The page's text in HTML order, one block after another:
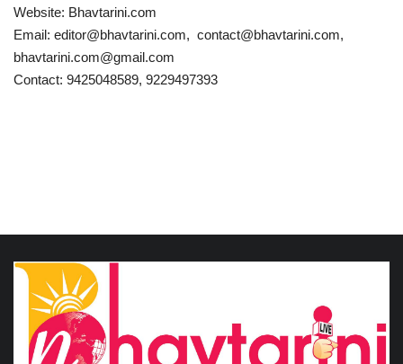
Website: Bhavtarini.com
Email: editor@bhavtarini.com, contact@bhavtarini.com,
bhavtarini.com@gmail.com
Contact: 9425048589, 9229497393